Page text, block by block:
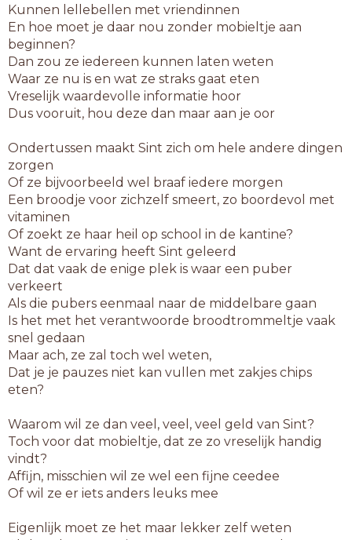
Kunnen lellebellen met vriendinnen
En hoe moet je daar nou zonder mobieltje aan
beginnen?
Dan zou ze iedereen kunnen laten weten
Waar ze nu is en wat ze straks gaat eten
Vreselijk waardevolle informatie hoor
Dus vooruit, hou deze dan maar aan je oor
Ondertussen maakt Sint zich om hele andere dingen
zorgen
Of ze bijvoorbeeld wel braaf iedere morgen
Een broodje voor zichzelf smeert, zo boordevol met
vitaminen
Of zoekt ze haar heil op school in de kantine?
Want de ervaring heeft Sint geleerd
Dat dat vaak de enige plek is waar een puber
verkeert
Als die pubers eenmaal naar de middelbare gaan
Is het met het verantwoorde broodtrommeltje vaak
snel gedaan
Maar ach, ze zal toch wel weten,
Dat je je pauzes niet kan vullen met zakjes chips
eten?
Waarom wil ze dan veel, veel, veel geld van Sint?
Toch voor dat mobieltje, dat ze zo vreselijk handig
vindt?
Affijn, misschien wil ze wel een fijne ceedee
Of wil ze er iets anders leuks mee
Eigenlijk moet ze het maar lekker zelf weten